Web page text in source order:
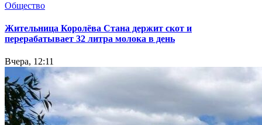
Общество
Жительница Королёва Стана держит скот и
перерабатывает 32 литра молока в день
Вчера, 12:11